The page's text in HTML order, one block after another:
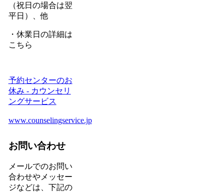
（祝日の場合は翌
平日）、他
・休業日の詳細は
こちら
予約センターのお
休み - カウンセリ
ングサービス
www.counselingservice.jp
お問い合わせ
メールでのお問い
合わせやメッセー
ジなどは、下記の